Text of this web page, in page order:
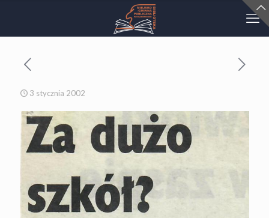
3 stycznia 2002